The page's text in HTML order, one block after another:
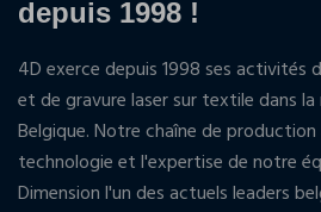
depuis 1998 !
4D exerce depuis 1998 ses activités
et de gravure laser sur textile dans la
Belgique. Notre chaîne de
technologie et l'expertise de notre
Dimension l'un des actuels leaders